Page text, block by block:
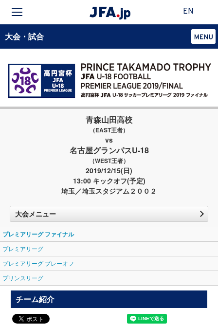
EN
大会・試合
青森山田高校
（EAST王者）
vs
名古屋グランパスU-18
（WEST王者）
2019/12/15(日)
13:00 キックオフ(予定)
埼玉／埼玉スタジアム２００２
大会メニュー
プレミアリーグ ファイナル
プレミアリーグ
プレミアリーグ プレーオフ
プリンスリーグ
チーム紹介